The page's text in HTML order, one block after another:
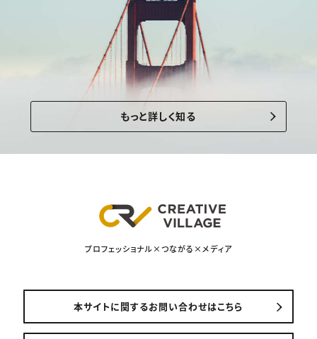
もっと詳しく知る
プロフェッショナル×つながる×メディア
本サイトに関するお問い合わせはこちら